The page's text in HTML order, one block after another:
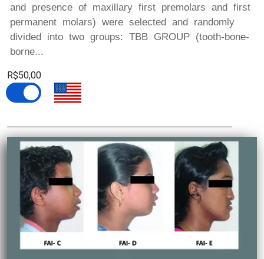
and presence of maxillary first premolars and first
permanent molars) were selected and randomly
divided into two groups: TBB GROUP (tooth-bone-
borne...
R$50,00